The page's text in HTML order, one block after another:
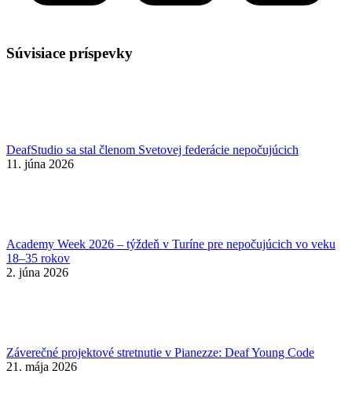
Súvisiace príspevky
DeafStudio sa stal členom Svetovej federácie nepočujúcich
11. júna 2026
Academy Week 2026 – týždeň v Turíne pre nepočujúcich vo veku
18–35 rokov
2. júna 2026
Záverečné projektové stretnutie v Pianezze: Deaf Young Code
21. mája 2026